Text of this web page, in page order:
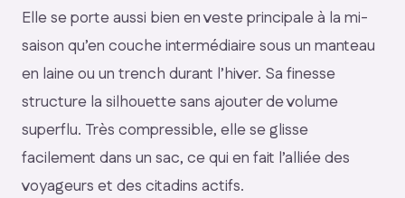
Elle se porte aussi bien en veste principale à la mi-
saison qu’en couche intermédiaire sous un manteau
en laine ou un trench durant l’hiver. Sa finesse
structure la silhouette sans ajouter de volume
superflu. Très compressible, elle se glisse
facilement dans un sac, ce qui en fait l’alliée des
voyageurs et des citadins actifs.